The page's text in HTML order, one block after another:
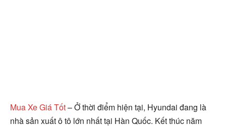
Mua Xe Giá Tốt– Ở thời điểm hiện tại, Hyundai đang là
nhà sản xuất ô tô lớn nhất tại Hàn Quốc. Kết thúc năm